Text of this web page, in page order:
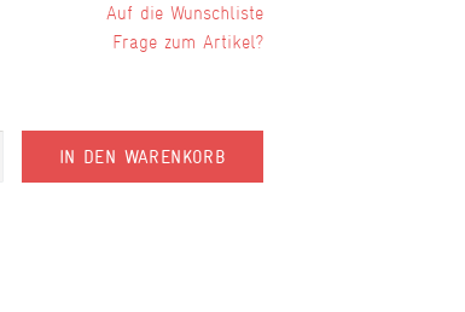
IN DEN WARENKORB
Wunschliste
Frage zum Artikel?